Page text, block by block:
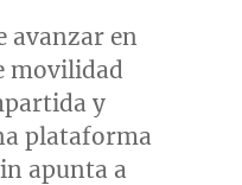
avanzar en
movilidad
y
plataforma
apunta a